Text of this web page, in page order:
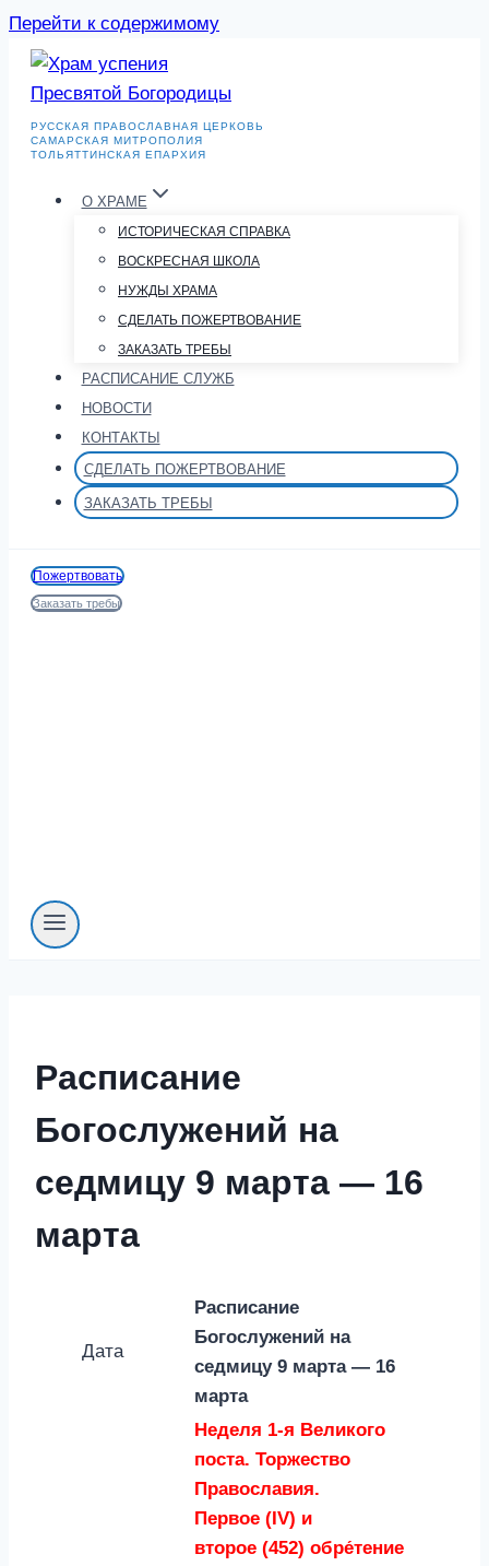
Перейти к содержимому
РУССКАЯ ПРАВОСЛАВНАЯ ЦЕРКОВЬ
САМАРСКАЯ МИТРОПОЛИЯ
ТОЛЬЯТТИНСКАЯ ЕПАРХИЯ
О ХРАМЕ
ИСТОРИЧЕСКАЯ СПРАВКА
ВОСКРЕСНАЯ ШКОЛА
НУЖДЫ ХРАМА
СДЕЛАТЬ ПОЖЕРТВОВАНИЕ
ЗАКАЗАТЬ ТРЕБЫ
РАСПИСАНИЕ СЛУЖБ
НОВОСТИ
КОНТАКТЫ
СДЕЛАТЬ ПОЖЕРТВОВАНИЕ
ЗАКАЗАТЬ ТРЕБЫ
Пожертвовать
Заказать требы
Расписание
Богослужений на
седмицу 9 марта — 16
марта
Дата
Расписание
Богослужений на
седмицу 9 марта — 16
марта
Неделя 1-я Великого
поста. Торжество
Православия.
Первое (IV) и
второе (452) обре́тение